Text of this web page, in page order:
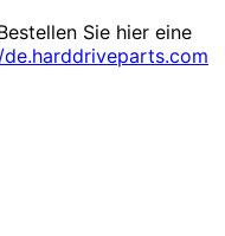
Sie hier eine